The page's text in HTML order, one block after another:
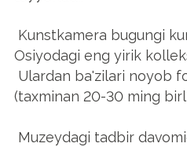
Kunstkamera bugungi
Osiyodagi eng yirik
Ulardan ba'zilari noyob
(taxminan 20-30 ming
Muzeydagi tadbir